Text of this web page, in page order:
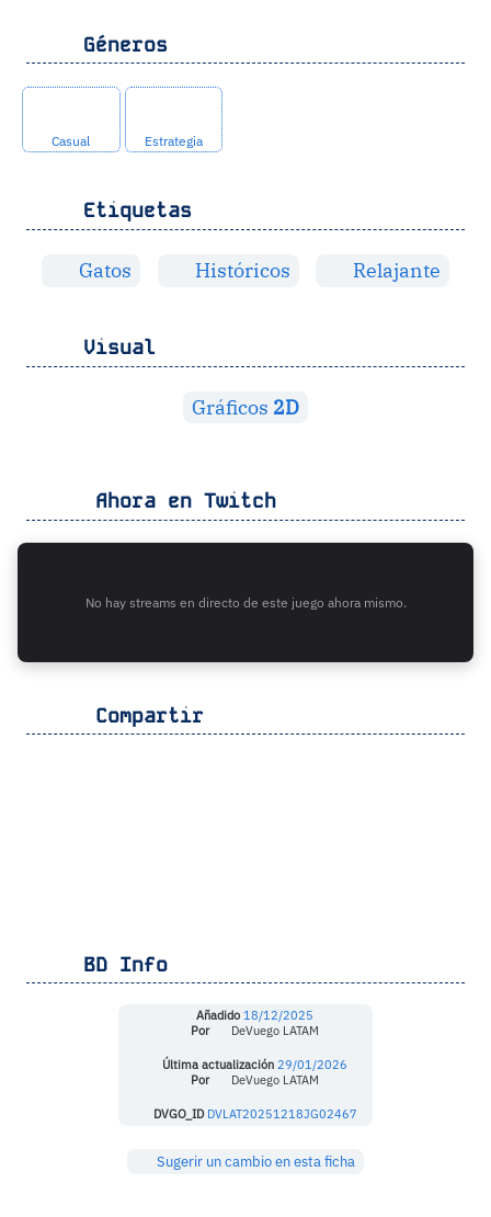
Géneros
Casual Estrategia
Etiquetas
Gatos Históricos Relajante
Visual
Gráficos 2D
Ahora en Twitch
No hay streams en directo de este juego ahora mismo.
Compartir
BD Info
Añadido 18/12/2025
Por
DeVuego LATAM
Última actualización 29/01/2026
Por
DeVuego LATAM
DVGO_ID DVLAT20251218JG02467
Sugerir un cambio en esta ficha